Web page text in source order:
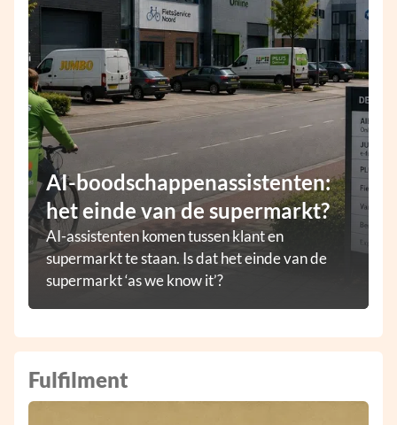
AI-boodschappenassistenten:
het einde van de supermarkt?
AI-assistenten komen tussen klant en
supermarkt te staan. Is dat het einde van de
supermarkt ‘as we know it’?
Fulfilment